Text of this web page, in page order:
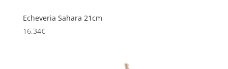
Echeveria Sahara 21cm
16,34€